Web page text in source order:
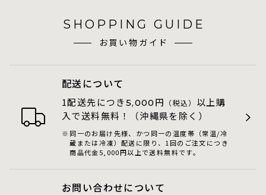
SHOPPING GUIDE
お買い物ガイド
配送について
1配送先につき 5,000 円 （税込） 以上購
入で送料無料！（沖縄県を除く）
同一のお届け先様、かつ同一の温度帯（常温/冷
蔵または冷凍）配送に限り、1回のご注文につき
商品代金5,000円以上で送料無料です。
お問い合わせについて